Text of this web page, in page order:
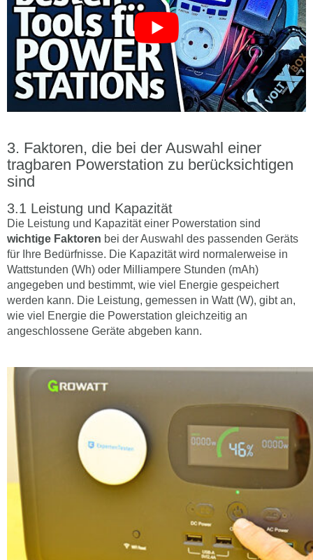
Faktoren, die bei der Auswahl einer
tragbaren Powerstation zu berücksichtigen
sind
Leistung und Kapazität
Die Leistung und Kapazität einer Powerstation sind
wichtige Faktoren bei der Auswahl des passenden Geräts
für Ihre Bedürfnisse. Die Kapazität wird normalerweise in
Wattstunden (Wh) oder Milliampere Stunden (mAh)
angegeben und bestimmt, wie viel Energie gespeichert
werden kann. Die Leistung, gemessen in Watt (W), gibt an,
wie viel Energie die Powerstation gleichzeitig an
angeschlossene Geräte abgeben kann.